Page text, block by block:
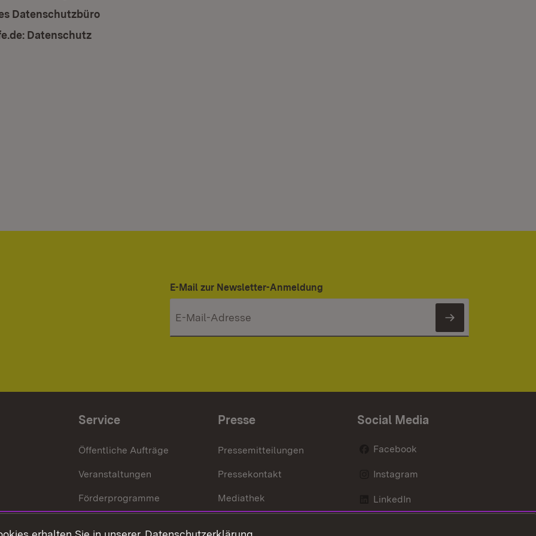
Datenschutzbüro
Datenschutz
E-Mail zur Newsletter-Anmeldung
Newsletter
Service
Öffentliche Aufträge
Veranstaltungen
Förderprogramme
Presse
Pressemitteilungen
Pressekontakt
Mediathek
Social Media
Facebook
Instagram
LinkedIn